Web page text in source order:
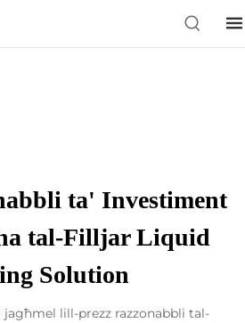
ta' Investiment
tal-Filljar Liquid
Solution
jagħmel lill-prezz razzonabbli tal-